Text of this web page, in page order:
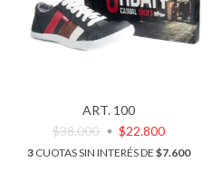
ART. 100
$38.000
$22.800
3CUOTAS SIN INTERÉS DE $7.600